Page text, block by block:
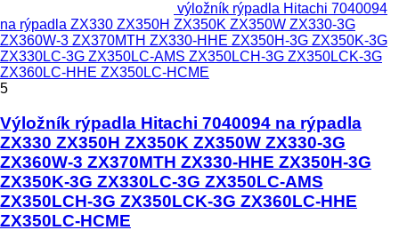
výložník rýpadla Hitachi 7040094
na rýpadla ZX330 ZX350H ZX350K ZX350W ZX330-3G
ZX360W-3 ZX370MTH ZX330-HHE ZX350H-3G ZX350K-3G
ZX330LC-3G ZX350LC-AMS ZX350LCH-3G ZX350LCK-3G
ZX360LC-HHE ZX350LC-HCME
5
Výložník rýpadla Hitachi 7040094 na rýpadla
ZX330 ZX350H ZX350K ZX350W ZX330-3G
ZX360W-3 ZX370MTH ZX330-HHE ZX350H-3G
ZX350K-3G ZX330LC-3G ZX350LC-AMS
ZX350LCH-3G ZX350LCK-3G ZX360LC-HHE
ZX350LC-HCME